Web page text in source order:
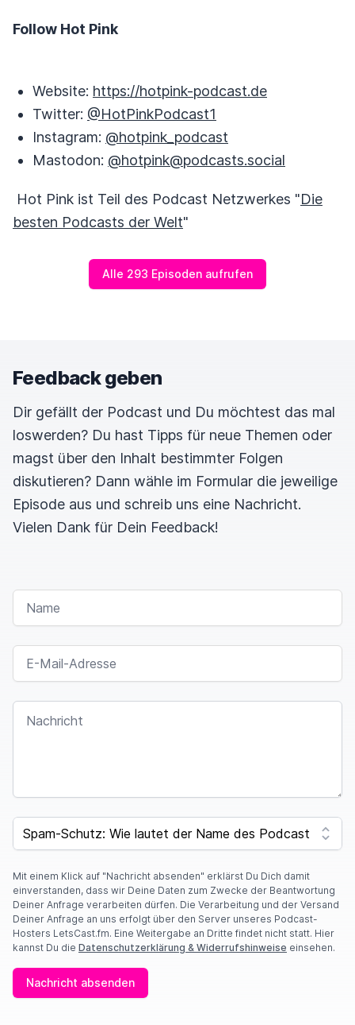
Follow Hot Pink
Website: https://hotpink-podcast.de
Twitter: @HotPinkPodcast1
Instagram: @hotpink_podcast
Mastodon: @hotpink@podcasts.social
Hot Pink ist Teil des Podcast Netzwerkes "Die
besten Podcasts der Welt"
Alle 293 Episoden aufrufen
Feedback geben
Dir gefällt der Podcast und Du möchtest das mal
loswerden? Du hast Tipps für neue Themen oder
magst über den Inhalt bestimmter Folgen
diskutieren? Dann wähle im Formular die jeweilige
Episode aus und schreib uns eine Nachricht.
Vielen Dank für Dein Feedback!
NAME
E-MAIL-ADRESSE
NACHRICHT
SPAM CAPTCHA
Mit einem Klick auf "Nachricht absenden" erklärst Du Dich damit
einverstanden, dass wir Deine Daten zum Zwecke der Beantwortung
Deiner Anfrage verarbeiten dürfen. Die Verarbeitung und der Versand
Deiner Anfrage an uns erfolgt über den Server unseres Podcast-
Hosters LetsCast.fm. Eine Weitergabe an Dritte findet nicht statt. Hier
kannst Du die Datenschutzerklärung & Widerrufshinweise einsehen.
Nachricht absenden